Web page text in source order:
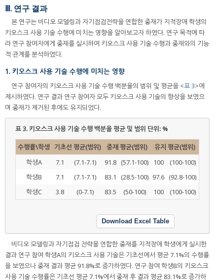
Ⅲ. 연구 결과
본 연구는 비디오 모델링과 자기점검전략을 연합한 중재가 지적장애 학생의
키오스크 사용 기술 수행에 미치는 영향을 알아보고자 하였다. 연구 목적에 따
라 연구 참여자에게 중재를 실시하여 키오스크 사용 기술 수행과 중재와의 기능
적 관계를 분석하였다.
1. 키오스크 사용 기술 수행에 미치는 영향
연구 참여자의 키오스크 사용 기술 수행 백분율의 범위 및 평균을 <표 3>에
제시하였다. 연구 결과 연구 참여자 모두 키오스크 사용 기술의 향상을 보였으
며 중재가 제거된 후에도 유지되었다.
표 3.키오스크 사용 기술 수행 백분율 평균 및 범위 단위: %
수행률\학생 기초선 평균(범위) 중재 평균(범위)
유지 평균(범위)
학생A
7.1 (7.1-7.1) 91.8 (57.1-100) 100
(100-100)
학생B
7.1 (7.1-7.1) 83.1 (28.5-100) 97.6 (92.8-100)
학생C
3.8 (0-7.1) 83.5 (50-100) 100 (100-100)
Download Excel Table
비디오 모델링과 자기점검 전략을 연합한 중재를 지적장애 학생에게 실시한
결과 연구 참여 학생A의 키오스크 사용 기술은 기초선에서 평균 7.1%의 수행률
을 보였으나 중재 결과 평균 91.8%로 증가하였다. 연구 참여 학생B의 키오스크
사용 기술 수행률은 기초선 평균 7.1%에서 중재 후 결과 평균 83.1%로 증가하